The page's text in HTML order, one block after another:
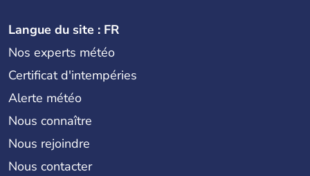
Langue du site : FR
Nos experts météo
Certificat d'intempéries
Alerte météo
Nous connaître
Nous rejoindre
Nous contacter